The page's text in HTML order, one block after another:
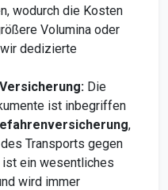
wodurch die Kosten
Volumina oder
dedizierte
Die
ist inbegriffen
,
Transports gegen
ein wesentliches
wird immer